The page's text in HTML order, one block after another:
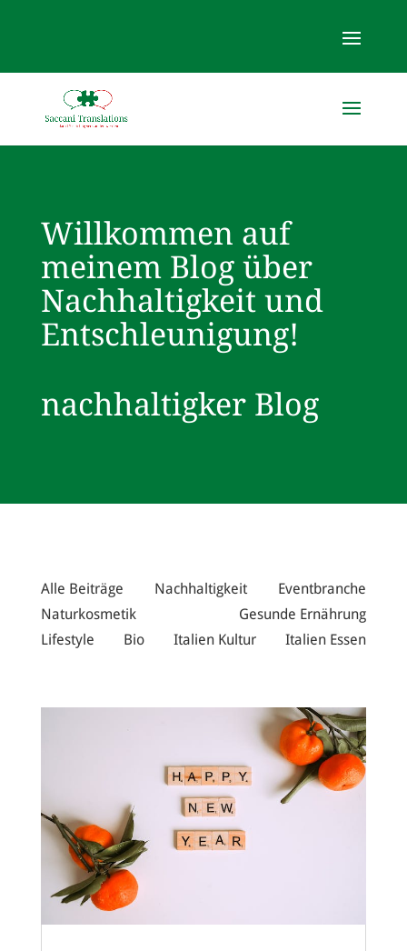
Willkommen auf
meinem Blog über
Nachhaltigkeit und
Entschleunigung!
nachhaltigker Blog
Alle Beiträge Nachhaltigkeit
Eventbranche
Naturkosmetik
Gesunde Ernährung
Lifestyle
Bio Italien Kultur Italien Essen